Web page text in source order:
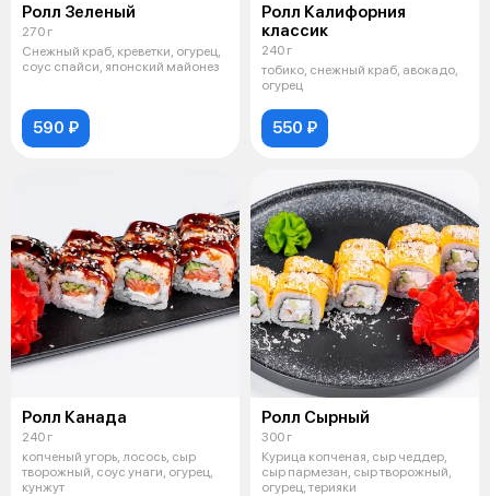
Ролл Зеленый
270 г
Снежный краб, креветки, огурец,
соус спайси, японский майонез
590 ₽
Ролл Калифорния
классик
240 г
тобико, снежный краб, авокадо,
огурец
550 ₽
Ролл Канада
240 г
копченый угорь, лосось, сыр
творожный, соус унаги, огурец,
кунжут
Ролл Сырный
300 г
Курица копченая, сыр чеддер,
сыр пармезан, сыр творожный,
огурец, терияки